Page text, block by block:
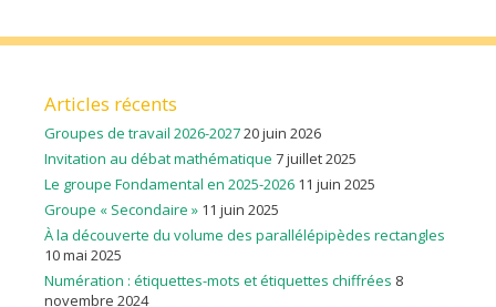
Articles récents
Groupes de travail 2026-202720 juin 2026
Invitation au débat mathématique 7 juillet 2025
Le groupe Fondamental en 2025-2026 11 juin 2025
Groupe « Secondaire » 11 juin 2025
À la découverte du volume des parallélépipèdes rectangles
10 mai 2025
Numération : étiquettes-mots et étiquettes chiffrées 8
novembre 2024